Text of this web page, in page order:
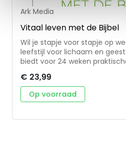
Ark Media
Vitaal leven met de Bijbel
Wil je stapje voor stapje op
leefstijl voor lichaam en
biedt voor 24 weken
voeding en bijbelse weetjes
ontspanningsoefeningen,
controle over je gedachten
door de informatie over
€ 23,99
Op voorraad